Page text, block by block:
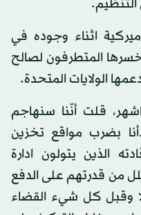
التنظيم.
اثناء وجوده في
المتطرفون لصالح
الولايات المتحدة.
قلت أنّنا سنهاجم
بضرب مواقع تخزين
الذين يتولون ادارة
من قدرتهم على الدفع
وقبل كل شيء القضاء